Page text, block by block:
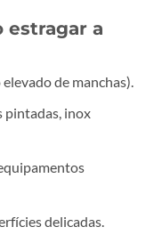
use o dedo (com
se em pequenas
é usar pouco,